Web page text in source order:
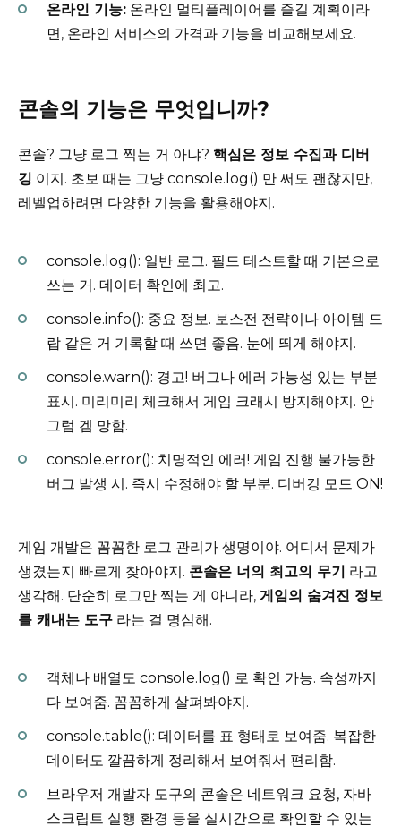
온라인 기능: 온라인 멀티플레이어를 즐길 계획이라
면, 온라인 서비스의 가격과 기능을 비교해보세요.
콘솔의 기능은 무엇입니까?
콘솔? 그냥 로그 찍는 거 아냐? 핵심은 정보 수집과 디버
깅 이지. 초보 때는 그냥 console.log() 만 써도 괜찮지만,
레벨업하려면 다양한 기능을 활용해야지.
console.log(): 일반 로그. 필드 테스트할 때 기본으로
쓰는 거. 데이터 확인에 최고.
console.info(): 중요 정보. 보스전 전략이나 아이템 드
랍 같은 거 기록할 때 쓰면 좋음. 눈에 띄게 해야지.
console.warn(): 경고! 버그나 에러 가능성 있는 부분
표시. 미리미리 체크해서 게임 크래시 방지해야지. 안
그럼 겜 망함.
console.error(): 치명적인 에러! 게임 진행 불가능한
버그 발생 시. 즉시 수정해야 할 부분. 디버깅 모드 ON!
게임 개발은 꼼꼼한 로그 관리가 생명이야. 어디서 문제가
생겼는지 빠르게 찾아야지. 콘솔은 너의 최고의 무기 라고
생각해. 단순히 로그만 찍는 게 아니라, 게임의 숨겨진 정보
를 캐내는 도구 라는 걸 명심해.
객체나 배열도 console.log() 로 확인 가능. 속성까지
다 보여줌. 꼼꼼하게 살펴봐야지.
console.table(): 데이터를 표 형태로 보여줌. 복잡한
데이터도 깔끔하게 정리해서 보여줘서 편리함.
브라우저 개발자 도구의 콘솔은 네트워크 요청, 자바
스크립트 실행 환경 등을 실시간으로 확인할 수 있는